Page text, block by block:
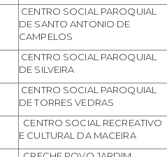
CENTRO SOCIAL PAROQUIAL
DE SANTO ANTONIO DE
CAMPELOS
CENTRO SOCIAL PAROQUIAL
DE SILVEIRA
CENTRO SOCIAL PAROQUIAL
DE TORRES VEDRAS
CENTRO SOCIAL RECREATIVO
E CULTURAL DA MACEIRA